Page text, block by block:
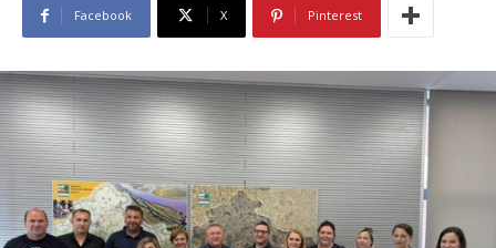
Facebook X Pinterest